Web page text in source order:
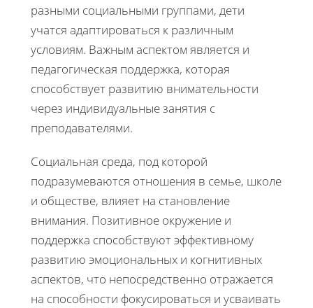
разными социальными группами, дети
учатся адаптироваться к различным
условиям. Важным аспектом является и
педагогическая поддержка, которая
способствует развитию внимательности
через индивидуальные занятия с
преподавателями.
Социальная среда, под которой
подразумеваются отношения в семье, школе
и обществе, влияет на становление
внимания. Позитивное окружение и
поддержка способствуют эффективному
развитию эмоциональных и когнитивных
аспектов, что непосредственно отражается
на способности фокусироваться и усваивать